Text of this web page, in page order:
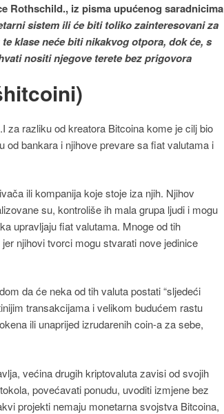
Rothschild., iz pisma upućenog saradnicima
sistem ili će biti toliko zainteresovani za
klase neće biti nikakvog otpora, dok će, s
nositi njegove terete bez prigovora
)
za razliku od kreatora Bitcoina kome je cilj bio
od bankara i njihove prevare sa fiat valutama i
ili kompanija koje stoje iza njih. Njihov
su, kontroliše ih mala grupa ljudi i mogu
upravljaju fiat valutama. Mnoge od tih
njihovi tvorci mogu stvarati nove jedinice
da će neka od tih valuta postati “sljedeći
transakcijama i velikom budućem rastu
ili unaprijed izrudarenih coin-a za sebe,
većina drugih kriptovaluta zavisi od svojih
povećavati ponudu, uvoditi izmjene bez
projekti nemaju monetarna svojstva Bitcoina,